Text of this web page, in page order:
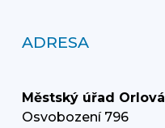
ADRESA
Městský úřad Orlová
Osvobození 796